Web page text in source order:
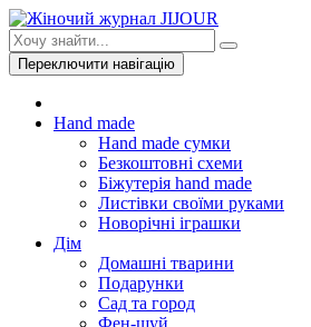
Переключити навігацію
Hand made
Hand made сумки
Безкоштовні схеми
Біжутерія hand made
Листівки своїми руками
Новорічні іграшки
Дім
Домашні тварини
Подарунки
Сад та город
Фен-шуй